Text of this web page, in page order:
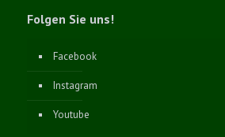
Folgen Sie uns!
Facebook
Instagram
Youtube